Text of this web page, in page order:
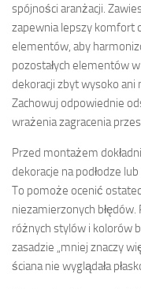
spójności aranżacji.
zapewnia lepszy komfort
elementów, aby
pozostałych elementów
dekoracji zbyt wysoko ani
Zachowuj odpowiednie
wrażenia zagracenia
Przed montażem
dekoracje na podłodze
To pomoże ocenić
niezamierzonych błędów.
różnych stylów i kolorów
zasadzie „mniej znaczy
ściana nie wyglądała